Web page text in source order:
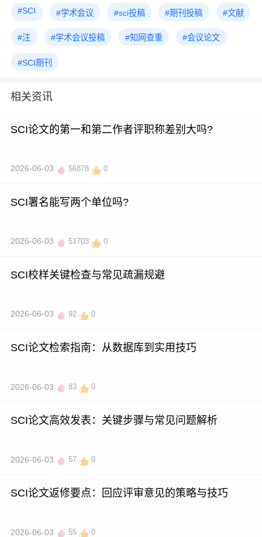
#SCI #学术会议 #sci投稿 #期刊投稿 #文献
#注 #学术会议投稿 #知网查重 #会议论文
#SCI期刊
相关资讯
SCI论文的第一和第二作者评职称差别大吗?
2026-06-03 56878 0
SCI署名能写两个单位吗?
2026-06-03 51703 0
SCI校样关键检查与常见疏漏规避
2026-06-03 92 0
SCI论文检索指南：从数据库到实用技巧
2026-06-03 83 0
SCI论文高效发表：关键步骤与常见问题解析
2026-06-03 57 0
SCI论文返修要点：回应评审意见的策略与技巧
2026-06-03 55 0